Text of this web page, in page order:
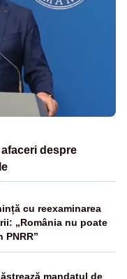
despre
cu reexaminarea
„România nu poate
PNRR”
mandatul de